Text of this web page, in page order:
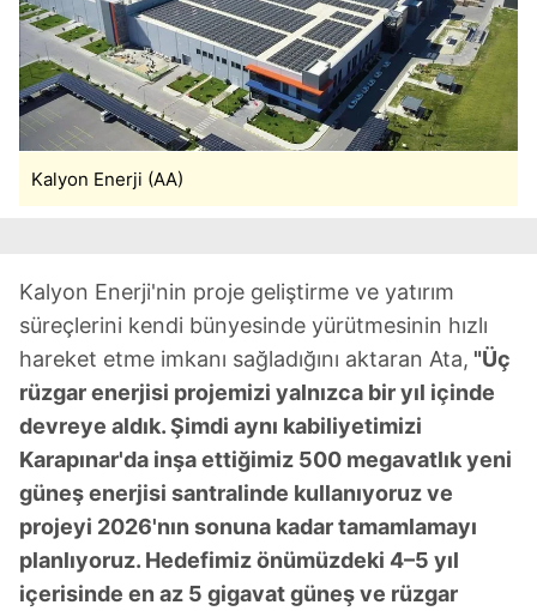
Kalyon Enerji (AA)
Kalyon Enerji'nin proje geliştirme ve yatırım
süreçlerini kendi bünyesinde yürütmesinin hızlı
hareket etme imkanı sağladığını aktaran Ata, "Üç
rüzgar enerjisi projemizi yalnızca bir yıl içinde
devreye aldık. Şimdi aynı kabiliyetimizi
Karapınar'da inşa ettiğimiz 500 megavatlık yeni
güneş enerjisi santralinde kullanıyoruz ve
projeyi 2026'nın sonuna kadar tamamlamayı
planlıyoruz. Hedefimiz önümüzdeki 4–5 yıl
içerisinde en az 5 gigavat güneş ve rüzgar